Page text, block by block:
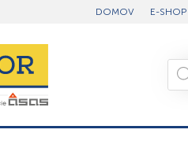
DOMOV E-SHOP